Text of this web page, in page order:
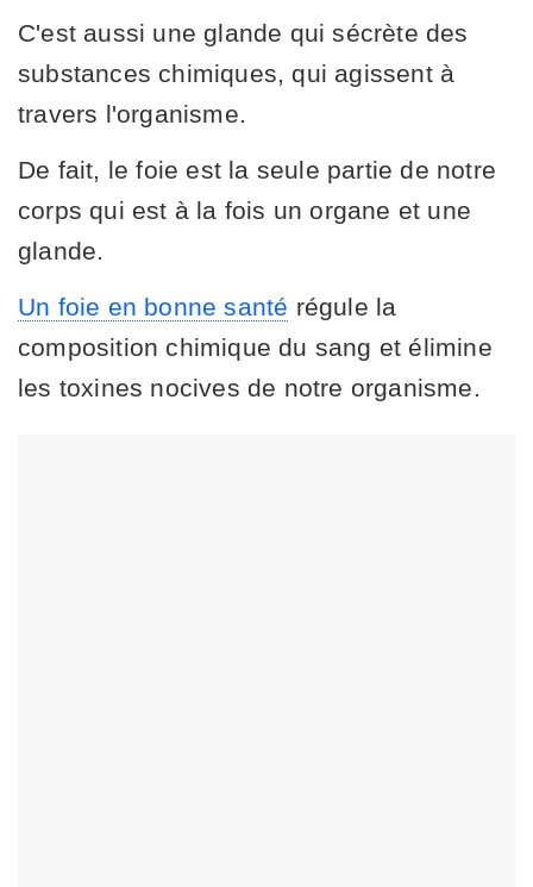
C'est aussi une glande qui sécrète des
substances chimiques, qui agissent à
travers l'organisme.
De fait, le foie est la seule partie de notre
corps qui est à la fois un organe et une
glande.
Un foie en bonne santé régule la
composition chimique du sang et élimine
les toxines nocives de notre organisme.